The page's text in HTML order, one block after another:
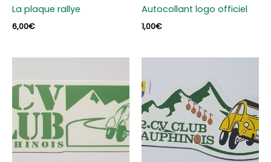
La plaque rallye
6,00€
Autocollant logo officiel
1,00€